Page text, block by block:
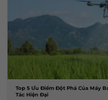
Top 5 Ưu Điểm Đột Phá Của Máy
Tác Hiện Đại